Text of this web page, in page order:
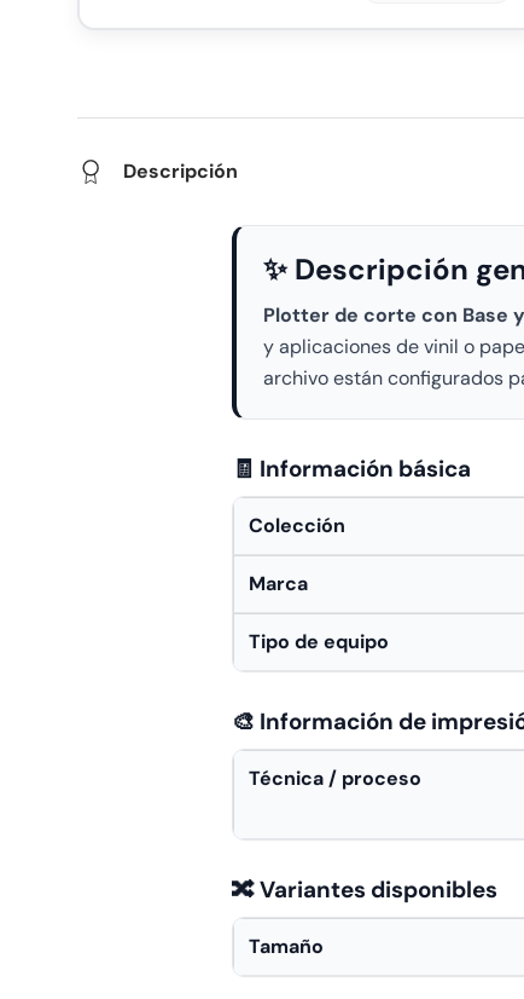
Descripción
✨ Descripción
Plotter de corte con Base
y aplicaciones de vinil o
archivo están configurados
🧾 Información básica
Colección
Marca
Tipo de equipo
🎨 Información de
Técnica / proceso
🔀 Variantes disponibles
Tamaño